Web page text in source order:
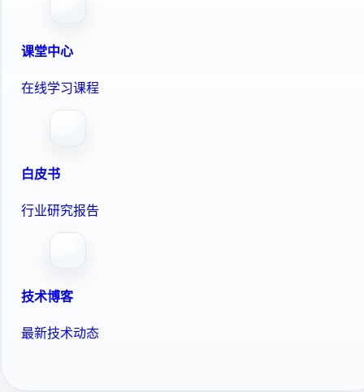
课堂中心
在线学习课程
白皮书
行业研究报告
技术博客
最新技术动态